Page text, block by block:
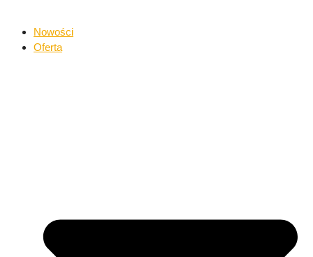
Nowości
Oferta